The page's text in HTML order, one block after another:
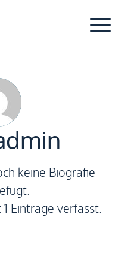
keine Biografie
1 Einträge verfasst.